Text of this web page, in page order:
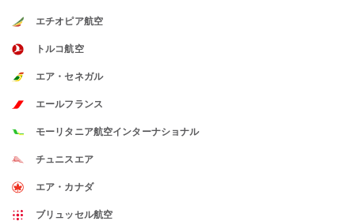
エチオピア航空
トルコ航空
エア・セネガル
エールフランス
モーリタニア航空インターナショナル
チュニスエア
エア・カナダ
ブリュッセル航空